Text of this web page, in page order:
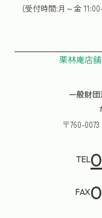
(受付時間:月～金
栗林庵店
一般財
〒760-
TEL
FAX